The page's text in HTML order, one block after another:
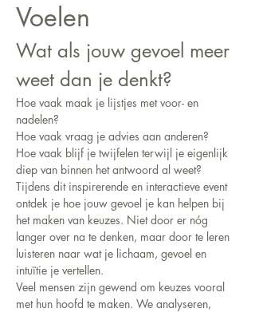
Voelen
Wat als jouw gevoel meer
weet dan je denkt?
Hoe vaak maak je lijstjes met voor- en
nadelen?
Hoe vaak vraag je advies aan anderen?
Hoe vaak blijf je twijfelen terwijl je eigenlijk
diep van binnen het antwoord al weet?
Tijdens dit inspirerende en interactieve event
ontdek je hoe jouw gevoel je kan helpen bij
het maken van keuzes. Niet door er nóg
langer over na te denken, maar door te leren
luisteren naar wat je lichaam, gevoel en
intuïtie je vertellen.
Veel mensen zijn gewend om keuzes vooral
met hun hoofd te maken. We analyseren,